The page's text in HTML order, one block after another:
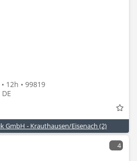
12h • 99819
GmbH - Krauthausen/Eisenach (2)
4